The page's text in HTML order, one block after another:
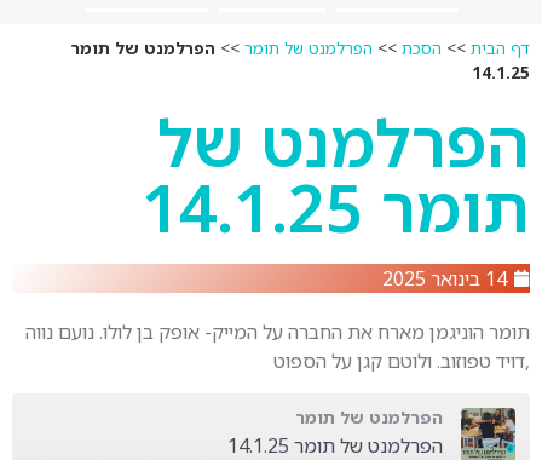
דף הבית >> הסכת >> הפרלמנט של תומר >> הפרלמנט של תומר
14.1.25
הפרלמנט של
תומר 14.1.25
14 בינואר 2025
תומר הוניגמן מארח את החברה על המייק- אופק בן לולו. נועם נווה
,דויד טפוזוב. ולוטם קגן על הספוט
הפרלמנט של תומר
הפרלמנט של תומר 14.1.25